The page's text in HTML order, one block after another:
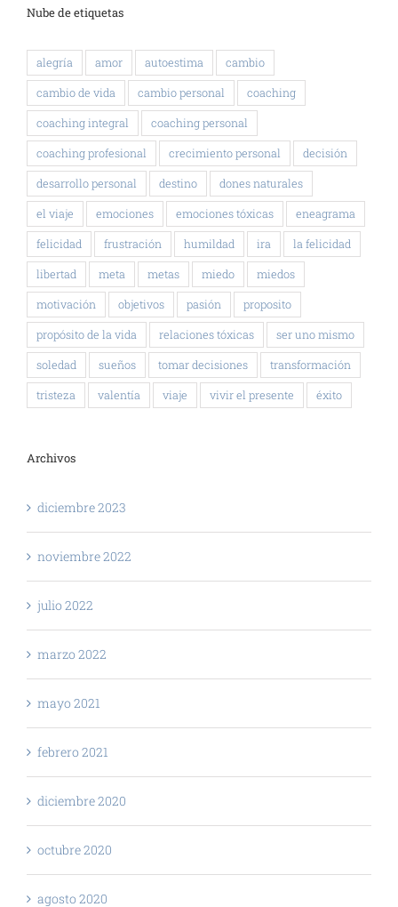
Nube de etiquetas
alegría amor autoestima cambio
cambio de vida cambio personal coaching
coaching integral coaching personal
coaching profesional crecimiento personal decisión
desarrollo personal destino dones naturales
el viaje emociones emociones tóxicas eneagrama
felicidad frustración humildad ira la felicidad
libertad meta metas miedo miedos
motivación objetivos pasión proposito
propósito de la vida relaciones tóxicas ser uno mismo
soledad sueños tomar decisiones transformación
tristeza valentía viaje vivir el presente éxito
Archivos
diciembre 2023
noviembre 2022
julio 2022
marzo 2022
mayo 2021
febrero 2021
diciembre 2020
octubre 2020
agosto 2020